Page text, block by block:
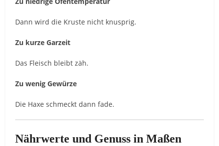
Dann wird die Kruste nicht knusprig.
Zu kurze Garzeit
Das Fleisch bleibt zäh.
Zu wenig Gewürze
Die Haxe schmeckt dann fade.
Nährwerte und Genuss in Maßen